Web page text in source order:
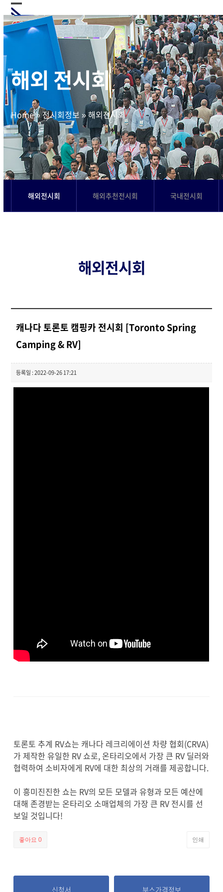
Skip
to
content
Open
mobile
Close
mobile
해외 전시회
Home»전시회정보 »해외전시회
해외전시회 해외추천전시회 국내전시회
해외전시회
캐나다 토론토 캠핑카 전시회 [Toronto Spring
Camping & RV]
등록일 : 2022-09-26 17:21
토론토 추계 RV쇼는 캐나다 레크리에이션 차량 협회(CRVA)
가 제작한 유일한 RV 쇼로, 온타리오에서 가장 큰 RV 딜러와
협력하여 소비자에게 RV에 대한 최상의 거래를 제공합니다.
이 흥미진진한 쇼는 RV의 모든 모델과 유형과 모든 예산에
대해 존경받는 온타리오 소매업체의 가장 큰 RV 전시를 선
보일 것입니다!
좋아요0 인쇄
신청서 부스가격정보